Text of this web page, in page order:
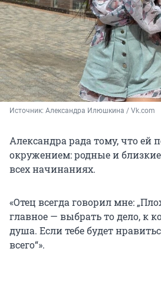
Источник: Александра Илюшкина / Vk.com
Александра рада тому, что ей
окружением: родные и
всех начинаниях.
«Отец всегда говорил мне:
главное — выбрать то дело, к
душа. Если тебе будет
всего“».